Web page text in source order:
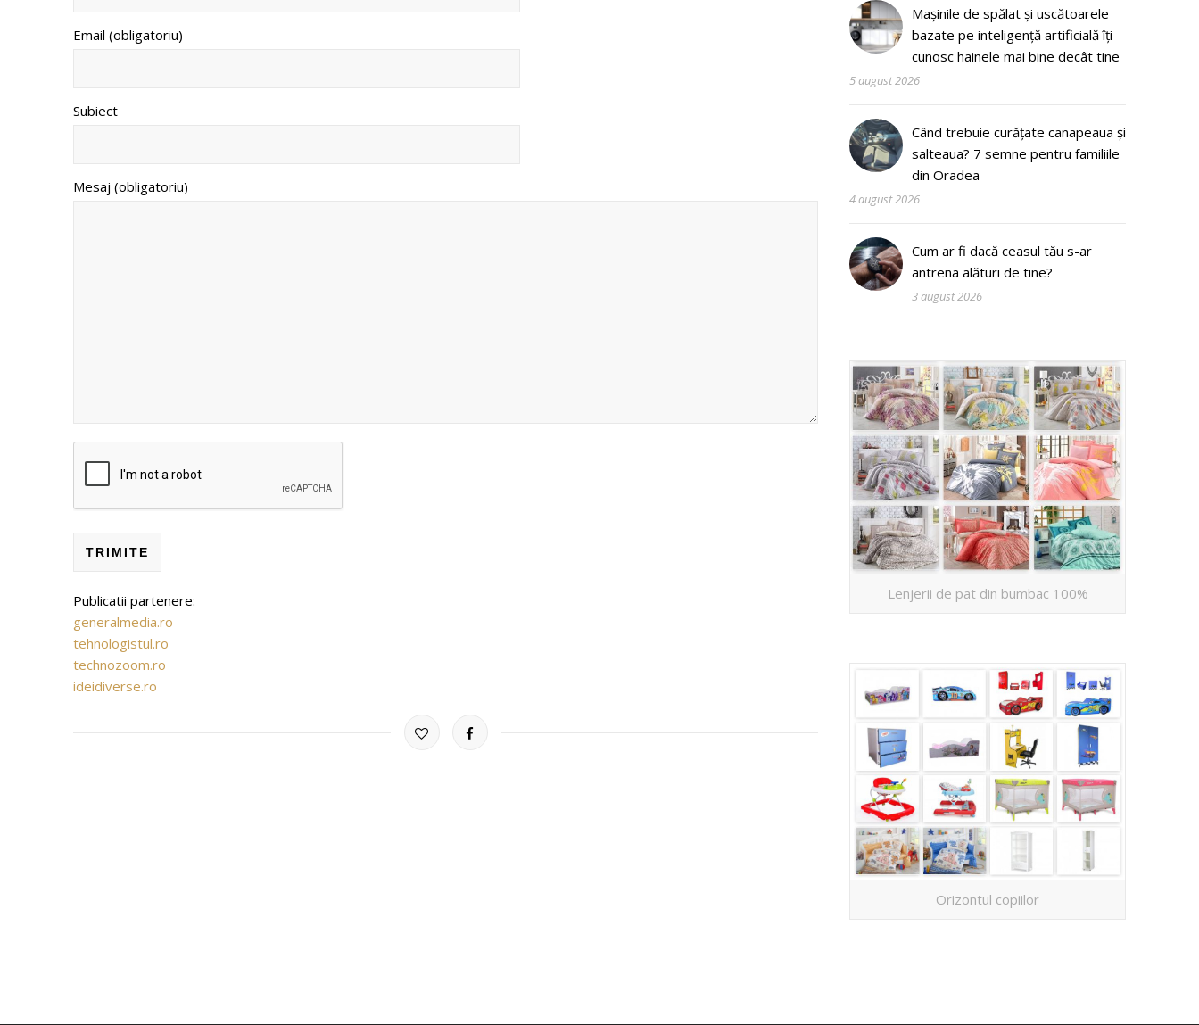
Email (obligatoriu)
Subiect
Mesaj (obligatoriu)
Publicatii partenere:
generalmedia.ro
tehnologistul.ro
technozoom.ro
ideidiverse.ro
Mașinile de spălat și uscătoarele
bazate pe inteligență artificială îți
cunosc hainele mai bine decât tine
5 august 2026
Când trebuie curățate canapeaua și
salteaua? 7 semne pentru familiile
din Oradea
4 august 2026
Cum ar fi dacă ceasul tău s-ar
antrena alături de tine?
3 august 2026
Lenjerii de pat din bumbac 100%
Orizontul copiilor